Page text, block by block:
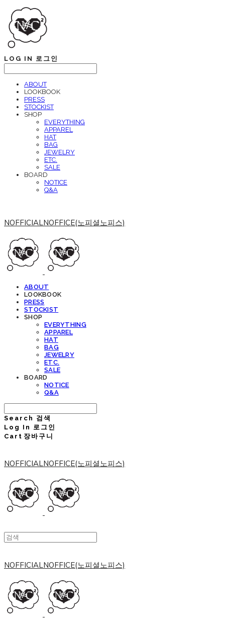
LOG IN 로그인
ABOUT
LOOKBOOK
PRESS
STOCKIST
SHOP
EVERYTHING
APPAREL
HAT
BAG
JEWELRY
ETC.
SALE
BOARD
NOTICE
Q&A
NOFFICIALNOFFICE(노피셜노피스)
ABOUT
LOOKBOOK
PRESS
STOCKIST
SHOP
EVERYTHING
APPAREL
HAT
BAG
JEWELRY
ETC.
SALE
BOARD
NOTICE
Q&A
Search 검색
Log In 로그인
Cart 장바구니
NOFFICIALNOFFICE(노피셜노피스)
NOFFICIALNOFFICE(노피셜노피스)